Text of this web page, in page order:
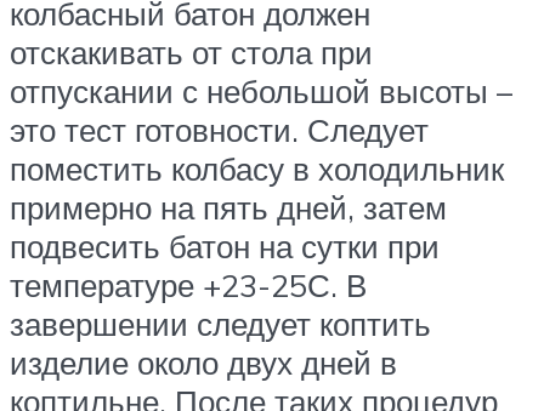
колбасный батон должен
отскакивать от стола при
отпускании с небольшой высоты –
это тест готовности. Следует
поместить колбасу в холодильник
примерно на пять дней, затем
подвесить батон на сутки при
температуре +23-25С. В
завершении следует коптить
изделие около двух дней в
коптильне. После таких процедур